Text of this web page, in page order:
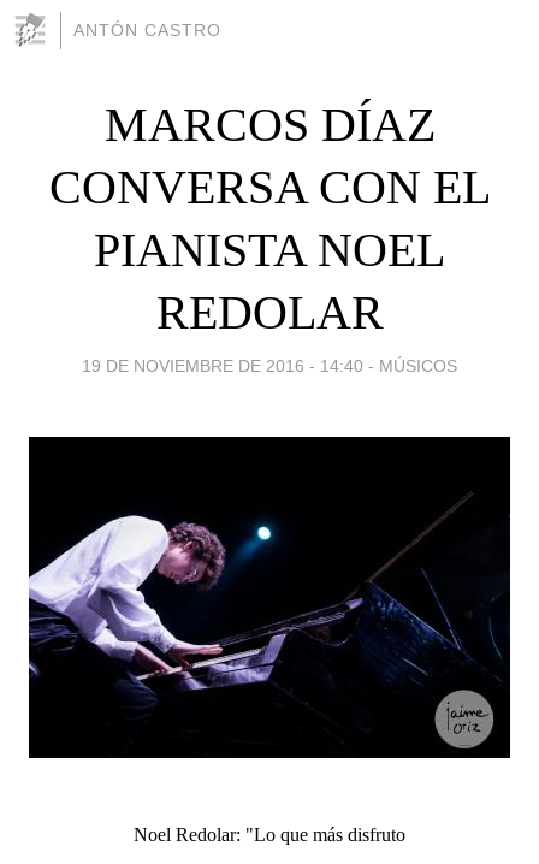
ANTÓN CASTRO
MARCOS DÍAZ
CONVERSA CON EL
PIANISTA NOEL
REDOLAR
19 DE NOVIEMBRE DE 2016 - 14:40 - MÚSICOS
Noel Redolar: "Lo que más disfruto